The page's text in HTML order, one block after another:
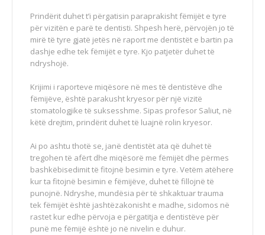
Prindërit duhet t’i përgatisin paraprakisht fëmijët e tyre
për vizitën e parë te dentisti. Shpesh herë, përvojën jo të
mirë të tyre gjatë jetës në raport me dentistët e bartin pa
dashje edhe tek fëmijët e tyre. Kjo patjetër duhet të
ndryshojë.
Krijimi i raporteve miqësore në mes të dentistëve dhe
fëmijëve, është parakusht kryesor për një vizitë
stomatologjike të suksesshme. Sipas profesor Saliut, në
këtë drejtim, prindërit duhet të luajnë rolin kryesor.
Ai po ashtu thotë se, janë dentistët ata që duhet të
tregohen të afërt dhe miqësorë me fëmijët dhe përmes
bashkëbisedimit të fitojnë besimin e tyre. Vetëm atëhere
kur ta fitojnë besimin e fëmijëve, duhet të fillojnë të
punojnë. Ndryshe, mundësia për të shkaktuar trauma
tek fëmijët është jashtëzakonisht e madhe, sidomos në
rastet kur edhe përvoja e përgatitja e dentistëve për
punë me fëmijë është jo në nivelin e duhur.